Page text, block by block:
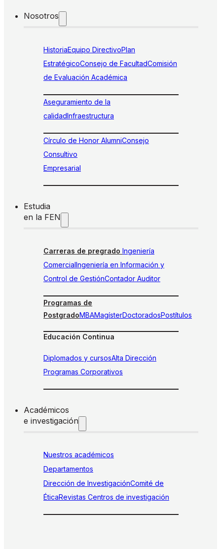
Nosotros
HistoriaEquipo DirectivoPlan
EstratégicoConsejo de FacultadComisión
de Evaluación Académica
Aseguramiento de la
calidadInfraestructura
Círculo de Honor AlumniConsejo
Consultivo
Empresarial
Estudia
en la FEN
Carreras de pregrado Ingeniería
ComercialIngeniería en Información y
Control de GestiónContador Auditor
Programas de
PostgradoMBAMagísterDoctoradosPostítulos
Educación Continua
Diplomados y cursosAlta Dirección
Programas Corporativos
Académicos
e investigación
Nuestros académicos
Departamentos
Dirección de InvestigaciónComité de
ÉticaRevistas Centros de investigación